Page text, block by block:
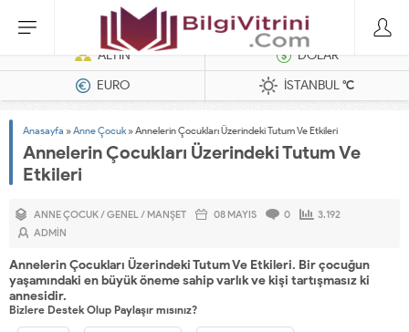
Dizel Jeneratörler
ALTIN
DOLAR
EURO
İSTANBUL°C
Anasayfa »Anne Çocuk »Annelerin Çocukları Üzerindeki Tutum Ve Etkileri
Annelerin Çocukları Üzerindeki Tutum Ve
Etkileri
ANNE ÇOCUK/GENEL/ MANŞET 08 MAYIS 0
3.192
ADMIN
Annelerin Çocukları Üzerindeki Tutum Ve Etkileri. Bir çocuğun
yaşamındaki en büyük öneme sahip varlık ve kişi tartışmasız ki
annesidir.
Bizlere Destek Olup Paylaşır mısınız?